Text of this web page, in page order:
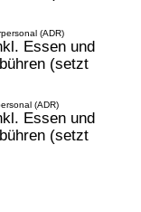
(ADR)
Essen und
(setzt
(ADR)
Essen und
(setzt